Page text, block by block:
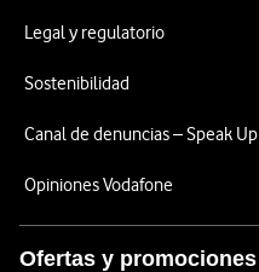
Legal y regulatorio
Sostenibilidad
Canal de denuncias – Speak Up
Opiniones Vodafone
Ofertas y promociones